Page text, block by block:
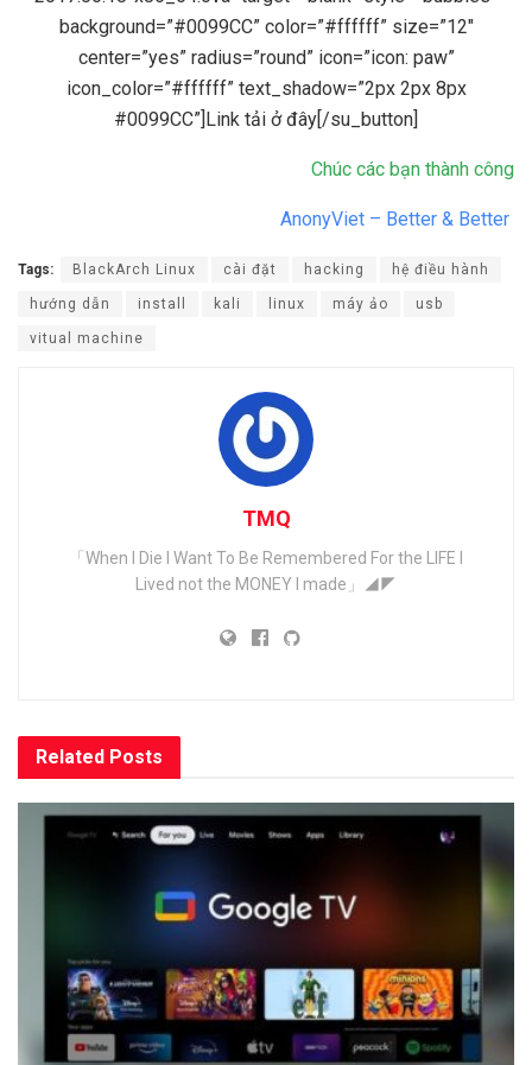
background=”#0099CC” color=”#ffffff” size=”12″
center=”yes” radius=”round” icon=”icon: paw”
icon_color=”#ffffff” text_shadow=”2px 2px 8px
#0099CC”]Link tải ở đây[/su_button]
Chúc các bạn thành công
AnonyViet – Better & Better
Tags: BlackArch Linux cài đặt hacking hệ điều hành
hướng dẫn install kali linux máy ảo usb
vitual machine
TMQ
「When I Die I Want To Be Remembered For the LIFE I
Lived not the MONEY I made」◢◤
Related Posts